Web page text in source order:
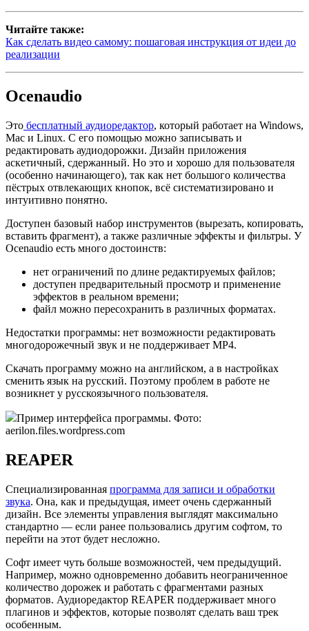
Читайте также:
Как сделать видео самому: пошаговая инструкция от идеи до
реализации
Ocenaudio
Это бесплатный аудиоредактор, который работает на Windows,
Mac и Linux. С его помощью можно записывать и
редактировать аудиодорожки. Дизайн приложения
аскетичный, сдержанный. Но это и хорошо для пользователя
(особенно начинающего), так как нет большого количества
пёстрых отвлекающих кнопок, всё систематизировано и
интуитивно понятно.
Доступен базовый набор инструментов (вырезать, копировать,
вставить фрагмент), а также различные эффекты и фильтры. У
Ocenaudio есть много достоинств:
нет ограничений по длине редактируемых файлов;
доступен предварительный просмотр и применение
эффектов в реальном времени;
файл можно пересохранить в различных форматах.
Недостатки программы: нет возможности редактировать
многодорожечный звук и не поддерживает MP4.
Скачать программу можно на английском, а в настройках
сменить язык на русский. Поэтому проблем в работе не
возникнет у русскоязычного пользователя.
Пример интерфейса программы. Фото:
aerilon.files.wordpress.com
REAPER
Специализированная программа для записи и обработки
звука. Она, как и предыдущая, имеет очень сдержанный
дизайн. Все элементы управления выглядят максимально
стандартно — если ранее пользовались другим софтом, то
перейти на этот будет несложно.
Софт имеет чуть больше возможностей, чем предыдущий.
Например, можно одновременно добавить неограниченное
количество дорожек и работать с фрагментами разных
форматов. Аудиоредактор REAPER поддерживает много
плагинов и эффектов, которые позволят сделать ваш трек
особенным.